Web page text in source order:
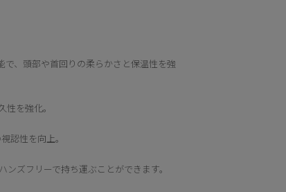
で、頭部や首回りの柔らかさと保温性を強
を強化。
認性を向上。
ズフリーで持ち運ぶことができます。